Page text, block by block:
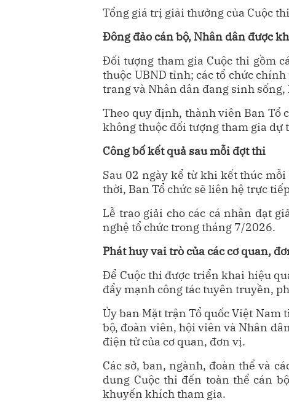
Tổng giá trị giải thưởng của Cuộc
Đông đảo cán bộ, Nhân dân được
Đối tượng tham gia Cuộc thi gồm
thuộc UBND tỉnh; các tổ chức
trang và Nhân dân đang sinh
Theo quy định, thành viên Ban Tổ
không thuộc đối tượng tham gia dự
Công bố kết quả sau mỗi đợt thi
Sau 02 ngày kể từ khi kết thúc
thời, Ban Tổ chức sẽ liên hệ trực
Lễ trao giải cho các cá nhân đạt
nghệ tổ chức trong tháng 7/2026.
Phát huy vai trò của các cơ quan,
Để Cuộc thi được triển khai hiệu
đẩy mạnh công tác tuyên truyền,
Ủy ban Mặt trận Tổ quốc Việt Nam
bộ, đoàn viên, hội viên và Nhân
điện tử của cơ quan, đơn vị.
Các sở, ban, ngành, đoàn thể và
dung Cuộc thi đến toàn thể cán
khuyến khích tham gia.